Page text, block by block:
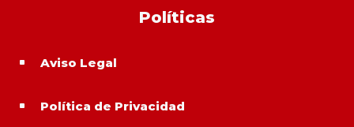
Políticas
^ Aviso Legal
^ Política de Privacidad